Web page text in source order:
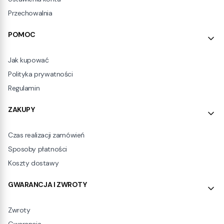
Przechowalnia
POMOC
Jak kupować
Polityka prywatności
Regulamin
ZAKUPY
Czas realizacji zamówień
Sposoby płatności
Koszty dostawy
GWARANCJA I ZWROTY
Zwroty